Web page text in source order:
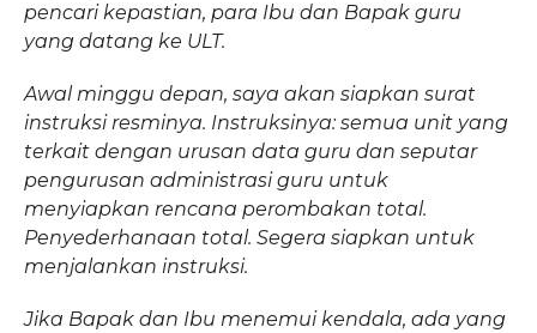
pencari kepastian, para Ibu dan Bapak guru
yang datang ke ULT.
Awal minggu depan, saya akan siapkan surat
instruksi resminya. Instruksinya: semua unit yang
terkait dengan urusan data guru dan seputar
pengurusan administrasi guru untuk
menyiapkan rencana perombakan total.
Penyederhanaan total. Segera siapkan untuk
menjalankan instruksi.
Jika Bapak dan Ibu menemui kendala, ada yang